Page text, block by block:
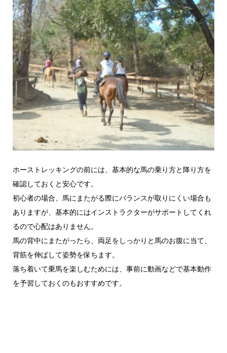
ホーストレッキングの前には、基本的な馬の乗り方と降り方を
確認しておくと安心です。
初心者の場合、馬にまたがる際にバランスが取りにくい場合も
ありますが、基本的にはインストラクターがサポートしてくれ
るので心配はありません。
馬の背中にまたがったら、両足をしっかりと馬のお腹に当て、
背筋を伸ばして姿勢を保ちます。
落ち着いて乗馬を楽しむためには、事前に動画などで基本動作
を予習しておくのもおすすめです。